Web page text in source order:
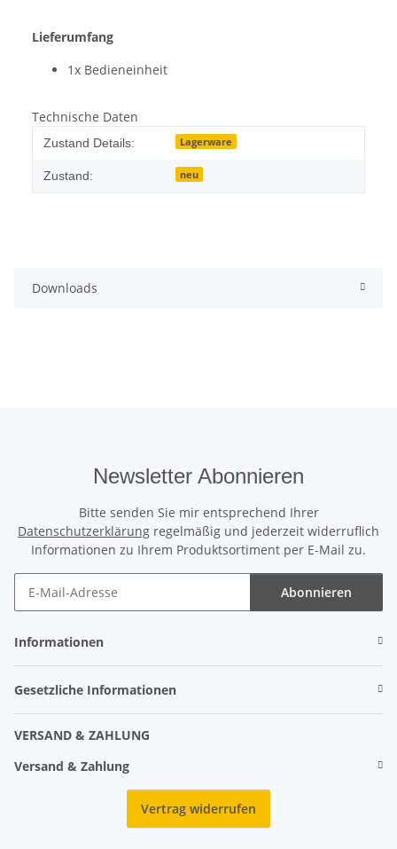
Lieferumfang
1x Bedieneinheit
Technische Daten
Zustand Details: Lagerware
Zustand: neu
Downloads
Newsletter Abonnieren
Bitte senden Sie mir entsprechend Ihrer
Datenschutzerklärung regelmäßig und jederzeit widerruflich
Informationen zu Ihrem Produktsortiment per E-Mail zu.
Abonnieren
Informationen
Gesetzliche Informationen
VERSAND & ZAHLUNG
Versand & Zahlung
Vertrag widerrufen